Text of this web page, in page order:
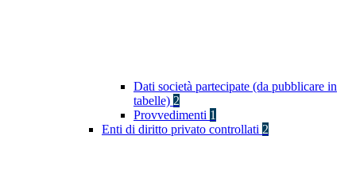
Dati società partecipate (da pubblicare in
tabelle) 2
Provvedimenti 1
Enti di diritto privato controllati 2